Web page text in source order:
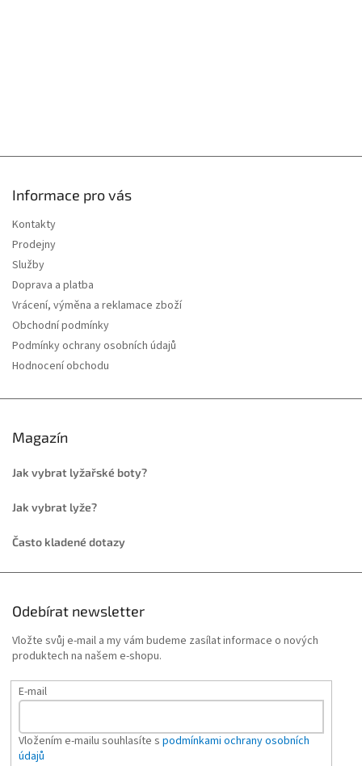
Informace pro vás
Kontakty
Prodejny
Služby
Doprava a platba
Vrácení, výměna a reklamace zboží
Obchodní podmínky
Podmínky ochrany osobních údajů
Hodnocení obchodu
Magazín
Jak vybrat lyžařské boty?
Jak vybrat lyže?
Často kladené dotazy
Odebírat newsletter
Vložte svůj e-mail a my vám budeme zasílat informace o nových
produktech na našem e-shopu.
E-mail
Vložením e-mailu souhlasíte s podmínkami ochrany osobních
údajů